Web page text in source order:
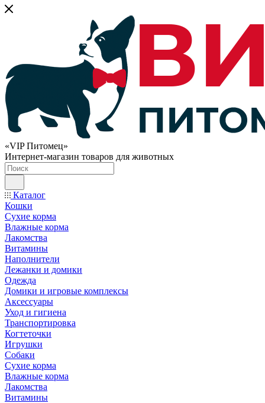
«VIP Питомец»
Интернет-магазин товаров для животных
Каталог
Кошки
Сухие корма
Влажные корма
Лакомства
Витамины
Наполнители
Лежанки и домики
Одежда
Домики и игровые комплексы
Аксессуары
Уход и гигиена
Транспортировка
Когтеточки
Игрушки
Собаки
Сухие корма
Влажные корма
Лакомства
Витамины